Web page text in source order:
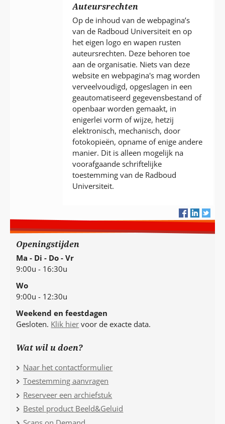
Auteursrechten
Op de inhoud van de webpagina’s
van de Radboud Universiteit en op
het eigen logo en wapen rusten
auteursrechten. Deze behoren toe
aan de organisatie. Niets van deze
website en webpagina's mag worden
verveelvoudigd, opgeslagen in een
geautomatiseerd gegevensbestand of
openbaar worden gemaakt, in
enigerlei vorm of wijze, hetzij
elektronisch, mechanisch, door
fotokopieën, opname of enige andere
manier. Dit is alleen mogelijk na
voorafgaande schriftelijke
toestemming van de Radboud
Universiteit.
Openingstijden
Ma - Di - Do - Vr
9:00u - 16:30u
Wo
9:00u - 12:30u
Weekend en feestdagen
Gesloten. Klik hier voor de exacte data.
Wat wil u doen?
Naar het contactformulier
Toestemming aanvragen
Reserveer een archiefstuk
Bestel product Beeld&Geluid